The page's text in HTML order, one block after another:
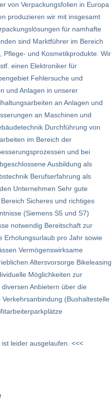
von Verpackungsfolien in Europa
produzieren wir mit insgesamt
für namhafte
sind Marktführer im Bereich
Pflege- und Kosmetikprodukte. Wir
einen Elektroniker für
Fehlersuche und
und Anlagen in unserer
an Anlagen und
an Maschinen und
Durchführung von
im Bereich der
und bei
Ausbildung als
Berufserfahrung als
Unternehmen Sehr gute
Sicheres und richtiges
(Siemens S5 und S7)
notwendig Bereitschaft zur
Erholungsurlaub pro Jahr sowie
Vermögenswirksame
Altersvorsorge Bikeleasing
Möglichkeiten zur
Anbietern über die
(Bushaltestelle
leider ausgelaufen. <<<